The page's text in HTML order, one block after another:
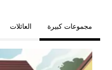
مجموعات كبيرة العائلات